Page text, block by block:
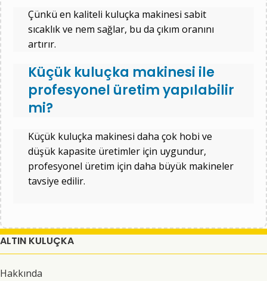
Çünkü en kaliteli kuluçka makinesi sabit
sıcaklık ve nem sağlar, bu da çıkım oranını
artırır.
Küçük kuluçka makinesi ile
profesyonel üretim yapılabilir
mi?
Küçük kuluçka makinesi daha çok hobi ve
düşük kapasite üretimler için uygundur,
profesyonel üretim için daha büyük makineler
tavsiye edilir.
ALTIN KULUÇKA
Hakkında